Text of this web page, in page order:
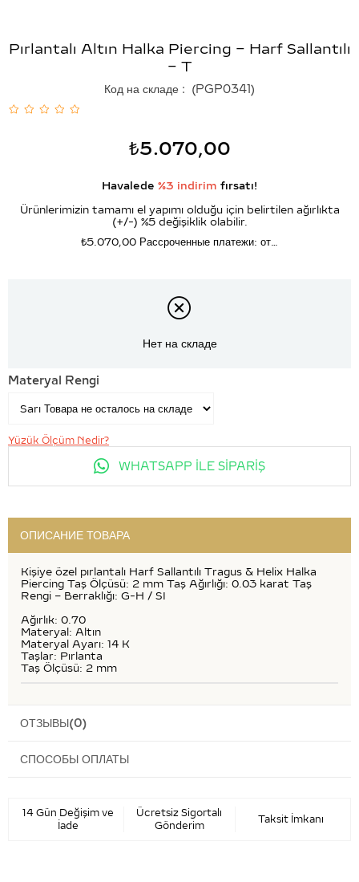
Pırlantalı Altın Halka Piercing – Harf Sallantılı
– T
Код на складе (PGP0341)
₺5.070,00
Havalede %3 indirim fırsatı!
Ürünlerimizin tamamı el yapımı olduğu için belirtilen ağırlıkta
(+/-) %5 değişiklik olabilir.
₺5.070,00 Рассроченные платежи: от…
Нет на складе
Materyal Rengi
Yüzük Ölçüm Nedir?
WHATSAPP İLE SİPARİŞ
ОПИСАНИЕ ТОВАРА
Kişiye özel pırlantalı Harf Sallantılı Tragus & Helix Halka
Piercing Taş Ölçüsü: 2 mm Taş Ağırlığı: 0.03 karat Taş
Rengi – Berraklığı: G-H / SI
Ağırlık: 0.70
Materyal: Altın
Materyal Ayarı: 14 K
Taşlar: Pırlanta
Taş Ölçüsü: 2 mm
ОТЗЫВЫ(0)
СПОСОБЫ ОПЛАТЫ
14 Gün Değişim ve
İade
Ücretsiz Sigortalı
Gönderim
Taksit İmkanı